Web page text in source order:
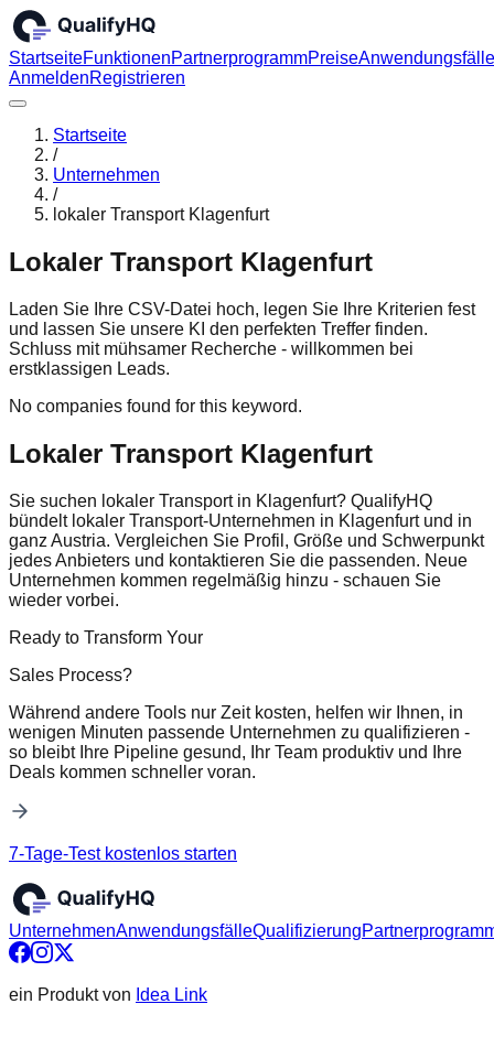
StartseiteFunktionenPartnerprogrammPreiseAnwendungsfälle
AnmeldenRegistrieren
Startseite
/
Unternehmen
/
lokaler Transport Klagenfurt
Lokaler Transport Klagenfurt
Laden Sie Ihre CSV-Datei hoch, legen Sie Ihre Kriterien fest
und lassen Sie unsere KI den perfekten Treffer finden.
Schluss mit mühsamer Recherche - willkommen bei
erstklassigen Leads.
No companies found for this keyword.
Lokaler Transport Klagenfurt
Sie suchen lokaler Transport in Klagenfurt? QualifyHQ
bündelt lokaler Transport-Unternehmen in Klagenfurt und in
ganz Austria. Vergleichen Sie Profil, Größe und Schwerpunkt
jedes Anbieters und kontaktieren Sie die passenden. Neue
Unternehmen kommen regelmäßig hinzu - schauen Sie
wieder vorbei.
Ready to Transform Your
Sales Process?
Während andere Tools nur Zeit kosten, helfen wir Ihnen, in
wenigen Minuten passende Unternehmen zu qualifizieren -
so bleibt Ihre Pipeline gesund, Ihr Team produktiv und Ihre
Deals kommen schneller voran.
7-Tage-Test kostenlos starten
UnternehmenAnwendungsfälleQualifizierung
ein Produkt von Idea Link